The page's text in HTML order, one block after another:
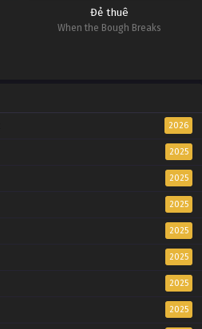
Đẻ thuê
When the Bough Breaks
2026
2025
2025
2025
2025
2025
2025
2025